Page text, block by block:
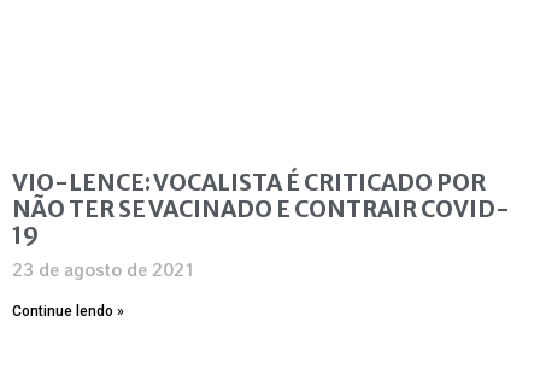
VIO-LENCE: VOCALISTA É CRITICADO POR
NÃO TER SE VACINADO E CONTRAIR COVID-
19
23 de agosto de 2021
Continue lendo »